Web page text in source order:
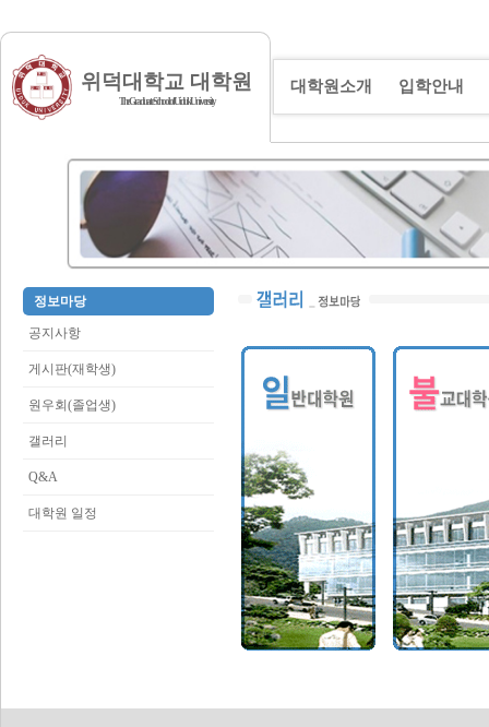
위덕대학교 대학원
The Graduate School of Uiduk University
대학원소개 입학안내
정보마당
공지사항
게시판(재학생)
원우회(졸업생)
갤러리
Q&A
대학원 일정